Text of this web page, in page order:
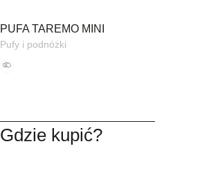
PUFA TAREMO MINI
Pufy i podnóżki
Gdzie kupić?